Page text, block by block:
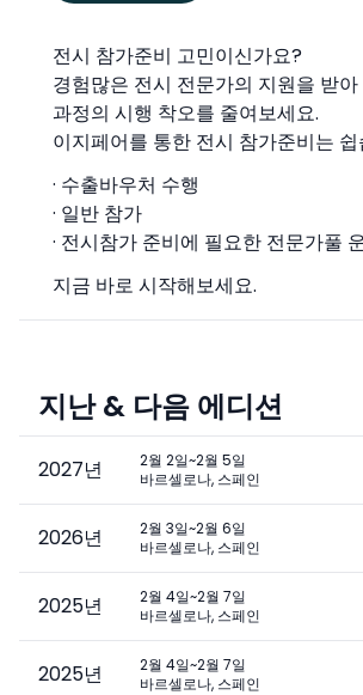
전시 참가준비 고민이신가요?
경험많은 전시 전문가의 지원을 받
과정의 시행 착오를 줄여보세요.
이지페어를 통한 전시 참가준비는 쉽
· 수출바우처 수행
· 일반 참가
· 전시참가 준비에 필요한 전문가풀
지금 바로 시작해보세요.
지난 & 다음 에디션
2027년
2월 2일~2월 5일
바르셀로나, 스페인
2026년
2월 3일~2월 6일
바르셀로나, 스페인
2025년
2월 4일~2월 7일
바르셀로나, 스페인
2025년
2월 4일~2월 7일
바르셀로나, 스페인